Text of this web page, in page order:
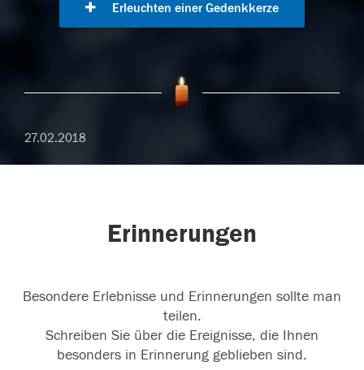
Erleuchten einer Gedenkkerze
27.02.2018
Erinnerungen
Besondere Erlebnisse und Erinnerungen sollte man
teilen.
Schreiben Sie über die Ereignisse, die Ihnen
besonders in Erinnerung geblieben sind.